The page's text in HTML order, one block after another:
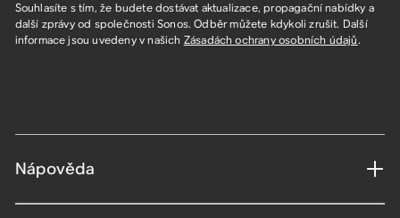
Souhlasíte s tím, že budete dostávat aktualizace, propagační nabídky a
další zprávy od společnosti Sonos. Odběr můžete kdykoli zrušit. Další
informace jsou uvedeny v našich Zásadách ochrany osobních údajů.
Nápověda